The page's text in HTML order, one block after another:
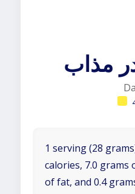
مذاب
1 serving (28
calories, 7.0 grams
of fat, and 0.4